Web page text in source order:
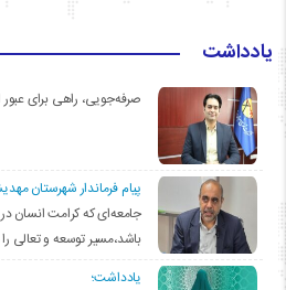
یادداشت
صرفه‌جویی، راهی برای عبور
پیام فرماندار شهرستان
جامعه‌ای که کرامت انسان
باشد،مسیر توسعه و تعالی
یادداشت؛